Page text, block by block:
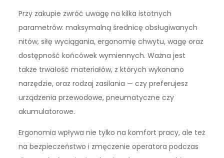
Przy zakupie zwróć uwagę na kilka istotnych
parametrów: maksymalną średnicę obsługiwanych
nitów, siłę wyciągania, ergonomię chwytu, wagę oraz
dostępność końcówek wymiennych. Ważna jest
także trwałość materiałów, z których wykonano
narzędzie, oraz rodzaj zasilania — czy preferujesz
urządzenia przewodowe, pneumatyczne czy
akumulatorowe.
Ergonomia wpływa nie tylko na komfort pracy, ale też
na bezpieczeństwo i zmęczenie operatora podczas